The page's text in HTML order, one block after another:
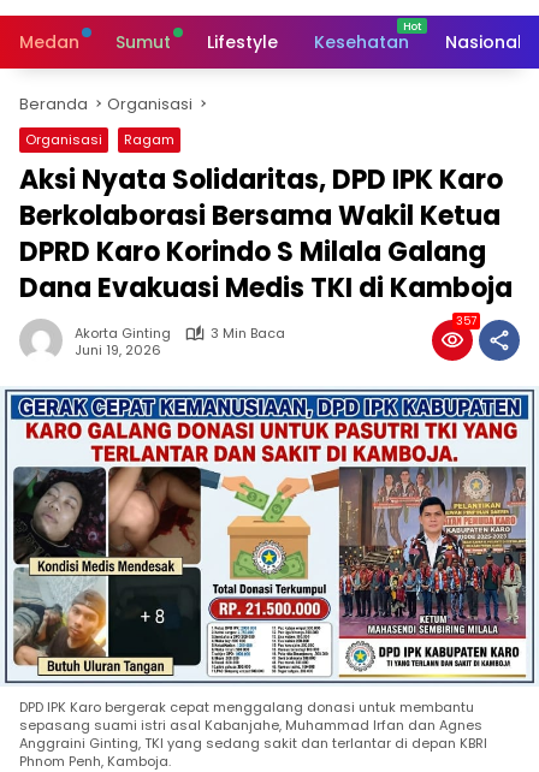
Medan Sumut Lifestyle Kesehatan Nasional
Beranda Organisasi
Organisasi Ragam
Aksi Nyata Solidaritas, DPD IPK Karo
Berkolaborasi Bersama Wakil Ketua
DPRD Karo Korindo S Milala Galang
Dana Evakuasi Medis TKI di Kamboja
Akorta Ginting
3 Min Baca
Juni 19, 2026
357
DPD IPK Karo bergerak cepat menggalang donasi untuk membantu
sepasang suami istri asal Kabanjahe, Muhammad Irfan dan Agnes
Anggraini Ginting, TKI yang sedang sakit dan terlantar di depan KBRI
Phnom Penh, Kamboja.